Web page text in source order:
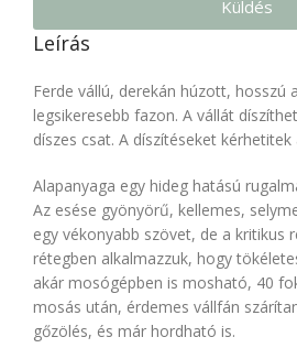
Küldés
Leírás
Ferde vállú, derekán húzott, hosszú
legsikeresebb fazon. A vállát
díszes csat. A díszítéseket kérhetitek
Alapanyaga egy hideg hatású
Az esése gyönyörű, kellemes,
egy vékonyabb szövet, de a kritikus
rétegben alkalmazzuk, hogy
akár mosógépben is mosható, 40
mosás után, érdemes vállfán
gőzölés, és már hordható is.